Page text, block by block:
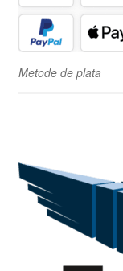
Metode de plata